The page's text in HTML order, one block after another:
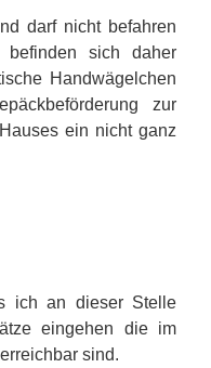
darf nicht befahren
befinden sich daher
Handwägelchen
zur
ein nicht ganz
ich an dieser Stelle
eingehen die im
sind.